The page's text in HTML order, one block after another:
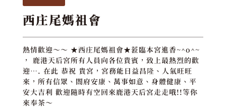
西庄尾媽祖會
熱情歡迎～～ ★西庄尾媽祖會★蒞臨本宮進香~^o^~
， 鹿港天后宮所有人員向各位貴賓，致上最熱烈的歡
迎…. 在此 恭祝 貴宮，宮務能日益昌隆、人氣旺旺
來，所有信眾、閤府安康、萬事如意、身體健康、平
安大吉利 歡迎隨時有空回來鹿港天后宮走走哦!!等你
來奉茶～